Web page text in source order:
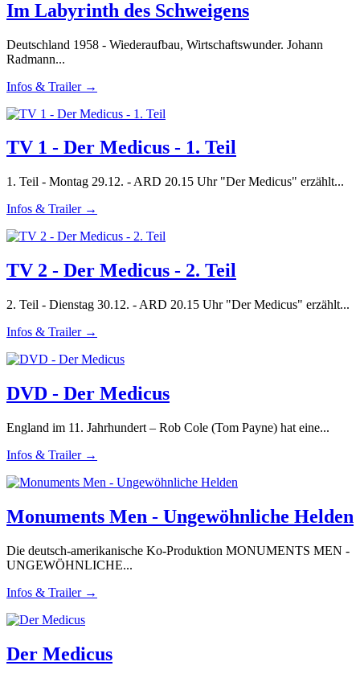
Im Labyrinth des Schweigens
Deutschland 1958 - Wiederaufbau, Wirtschaftswunder. Johann
Radmann...
Infos & Trailer →
TV 1 - Der Medicus - 1. Teil
1. Teil - Montag 29.12. - ARD 20.15 Uhr "Der Medicus" erzählt...
Infos & Trailer →
TV 2 - Der Medicus - 2. Teil
2. Teil - Dienstag 30.12. - ARD 20.15 Uhr "Der Medicus" erzählt...
Infos & Trailer →
DVD - Der Medicus
England im 11. Jahrhundert – Rob Cole (Tom Payne) hat eine...
Infos & Trailer →
Monuments Men - Ungewöhnliche Helden
Die deutsch-amerikanische Ko-Produktion MONUMENTS MEN -
UNGEWÖHNLICHE...
Infos & Trailer →
Der Medicus